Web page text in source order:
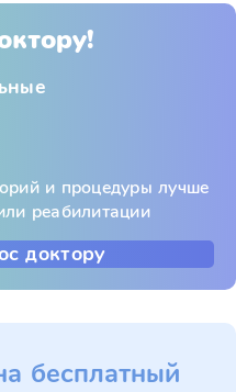
и процедуры лучше
реабилитации
доктору
бесплатный